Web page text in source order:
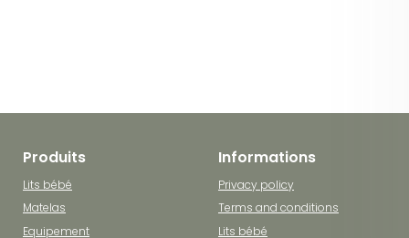
Produits
Lits bébé
Matelas
Equipement
Informations
Privacy policy
Terms and conditions
Lits bébé